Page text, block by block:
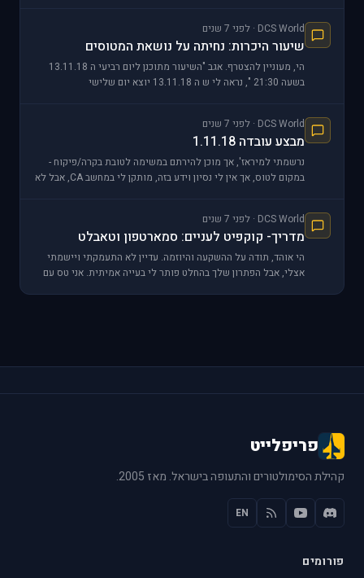
DCS World · לפני 7 שנים
שיעור היכרות: נחיתה על נושאת המטוסים
הי, מעוניין להצטרף. אגב "השיעור מתוכנן ליום רביעי ה 13.11.18
בשעה 21:30 ", נראה לי ש ה 13.11.18 יוצא יום שלישי
DCS World · לפני 7 שנים
מבצע עובדה 1.11.18
נרשמתי למיראז', אך מוכן להירתם במשימה לטובת בקרה/פיקוח -
במקום לטוס, אך אין לי נסיון וידע בזה, מותקן לי במחשב CA, אבל לא
DCS World · לפני 7 שנים
מדריך- קוקפיט לעניים: סמארטפון וטאבלט
הי אוהד, תודה על ההשקעה והיוזמה. עדיין לא התעמקתי ויישמתי
אצלי, אבל הפתרון שלך בהחלט פותר לי בעייה אמיתית. אני טס עם
פריפלייט
קהילת הסימולטורים והתעופה בישראל. מאז 2005.
EN
פורומים